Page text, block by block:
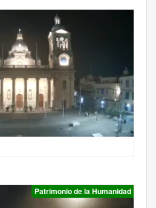
Patrimonio de la Humanidad